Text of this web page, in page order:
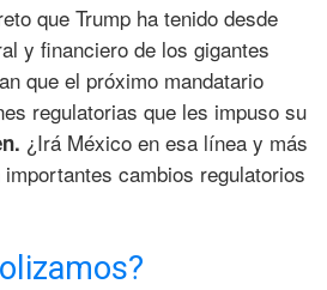
que Trump ha tenido desde
y financiero de los gigantes
que el próximo mandatario
regulatorias que les impuso su
¿Irá México en esa línea y más
cambios regulatorios